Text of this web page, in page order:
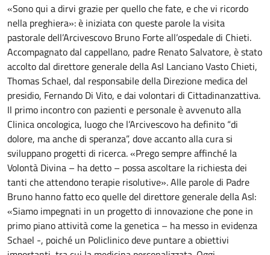
«Sono qui a dirvi grazie per quello che fate, e che vi ricordo
nella preghiera»: è iniziata con queste parole la visita
pastorale dell’Arcivescovo Bruno Forte all’ospedale di Chieti.
Accompagnato dal cappellano, padre Renato Salvatore, è stato
accolto dal direttore generale della Asl Lanciano Vasto Chieti,
Thomas Schael, dal responsabile della Direzione medica del
presidio, Fernando Di Vito, e dai volontari di Cittadinanzattiva.
Il primo incontro con pazienti e personale è avvenuto alla
Clinica oncologica, luogo che l’Arcivescovo ha definito “di
dolore, ma anche di speranza”, dove accanto alla cura si
sviluppano progetti di ricerca. «Prego sempre affinché la
Volontà Divina – ha detto – possa ascoltare la richiesta dei
tanti che attendono terapie risolutive». Alle parole di Padre
Bruno hanno fatto eco quelle del direttore generale della Asl:
«Siamo impegnati in un progetto di innovazione che pone in
primo piano attività come la genetica – ha messo in evidenza
Schael -, poiché un Policlinico deve puntare a obiettivi